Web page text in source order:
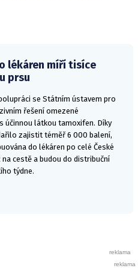
lékáren míří tisíce
prsu
se Státním ústavem pro
řešení omezené
účinnou látkou tamoxifen. Díky
zajistit téměř 6 000 balení,
do lékáren po celé České
cestě a budou do distribuční
týdne.